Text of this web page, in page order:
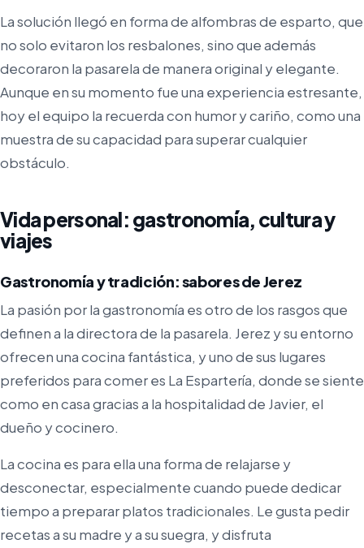
La solución llegó en forma de alfombras de esparto, que
no solo evitaron los resbalones, sino que además
decoraron la pasarela de manera original y elegante.
Aunque en su momento fue una experiencia estresante,
hoy el equipo la recuerda con humor y cariño, como una
muestra de su capacidad para superar cualquier
obstáculo.
Vida personal: gastronomía, cultura y
viajes
Gastronomía y tradición: sabores de Jerez
La pasión por la gastronomía es otro de los rasgos que
definen a la directora de la pasarela. Jerez y su entorno
ofrecen una cocina fantástica, y uno de sus lugares
preferidos para comer es La Espartería, donde se siente
como en casa gracias a la hospitalidad de Javier, el
dueño y cocinero.
La cocina es para ella una forma de relajarse y
desconectar, especialmente cuando puede dedicar
tiempo a preparar platos tradicionales. Le gusta pedir
recetas a su madre y a su suegra, y disfruta